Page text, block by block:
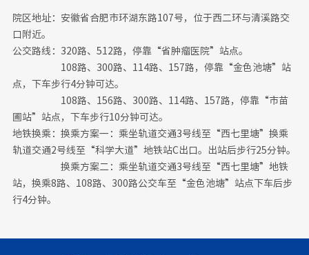
院区地址：安徽省合肥市环湖东路107号‌，位于西二环与清溪路交
口附近。
公交路线：320路、‌512路，停靠“省肿瘤医院”站点。
108路、300路、114路、157路‌，停靠“金色池塘”站
点，下车步行4分钟可达。
108路、156路、300路、114路、157路‌，停靠“市苗
圃站”站点，下车步行10分钟可达。
地铁换乘：换乘方案一：乘坐轨道交通3号线至“西七里塘”换乘
轨道交通2号线至“科学大道”地铁站C出口。出站后步行25分钟。
换乘方案二：乘坐轨道交通3号线至“西七里塘”地铁
站，换乘8路、108路、300路公交车至“金色池塘”站点下车后步
行4分钟。